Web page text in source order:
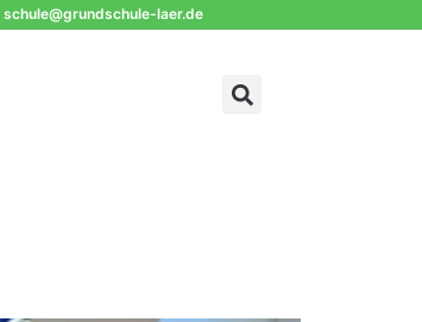
schule@grundschule-laer.de